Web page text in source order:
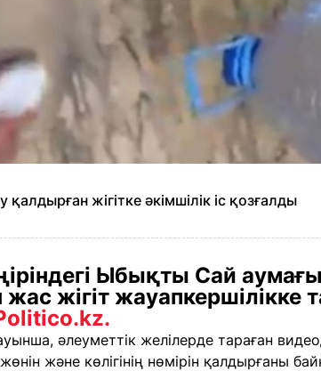
жігітке әкімшілік іс қозғалды
Ыбықты Сай
жігіт жауапкершілікке
әлеуметтік желілерде тараған
және көлігінің нөмірін қалдырғаны